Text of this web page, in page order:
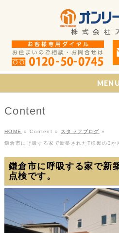
MENU
Content
HOME » Content » スタッフブログ »
鎌倉市に呼吸する家で新築されたT様邸の3か
鎌倉市に呼吸する家で新
点検です。